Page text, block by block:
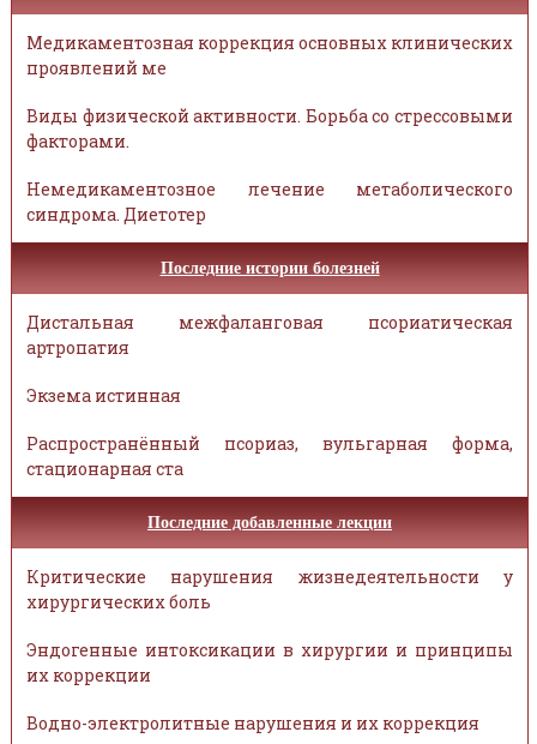
Медикаментозная коррекция основных клинических
проявлений ме
Виды физической активности. Борьба со стрессовыми
факторами.
Немедикаментозное лечение метаболического
синдрома. Диетотер
Последние истории болезней
Дистальная межфаланговая псориатическая
артропатия
Экзема истинная
Распространённый псориаз, вульгарная форма,
стационарная ста
Последние добавленные лекции
Критические нарушения жизнедеятельности у
хирургических боль
Эндогенные интоксикации в хирургии и принципы
их коррекции
Водно-электролитные нарушения и их коррекция